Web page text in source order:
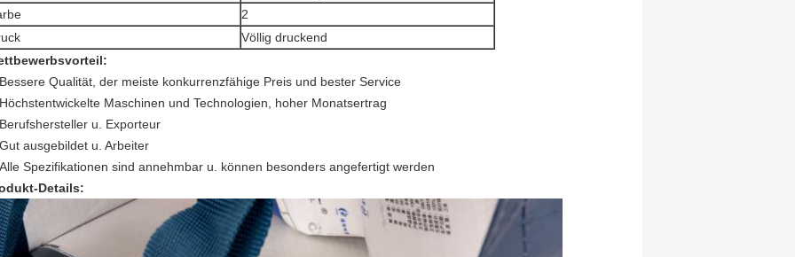
2
Völlig druckend
Bessere Qualität, der meiste konkurrenzfähige Preis und bester Service
Höchstentwickelte Maschinen und Technologien, hoher Monatsertrag
Berufshersteller u. Exporteur
Gut ausgebildet u. Arbeiter
Alle Spezifikationen sind annehmbar u. können besonders angefertigt werden
Details: